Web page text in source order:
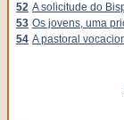
52 A solicitude do
53 Os jovens, uma
54 A pastoral